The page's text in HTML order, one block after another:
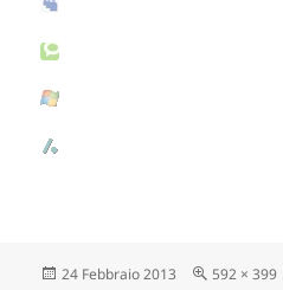
Scritto
24 Febbraio 2013
Dimensione
592 × 399